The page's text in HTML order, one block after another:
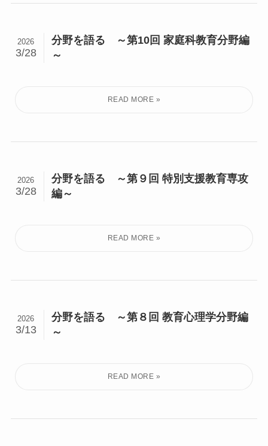
分野を語る ～第10回 家庭科教育分野編
～
2026
3/28
分野を語る ～第９回 特別支援教育専攻
編～
2026
3/28
分野を語る ～第８回 教育心理学分野編
～
2026
3/13